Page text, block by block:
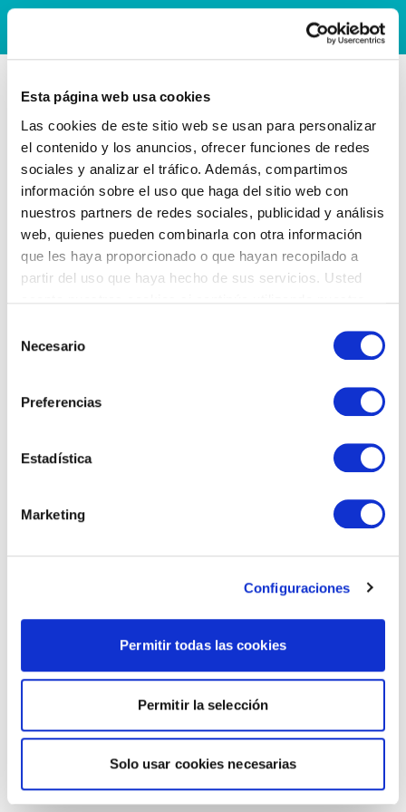
Esta página web usa cookies
Las cookies de este sitio web se usan para personalizar
el contenido y los anuncios, ofrecer funciones de redes
sociales y analizar el tráfico. Además, compartimos
información sobre el uso que haga del sitio web con
nuestros partners de redes sociales, publicidad y análisis
web, quienes pueden combinarla con otra información
que les haya proporcionado o que hayan recopilado a
partir del uso que haya hecho de sus servicios. Usted
Necesario
Preferencias
Estadística
Marketing
Configuraciones
Permitir todas las cookies
Permitir la selección
Solo usar cookies necesarias